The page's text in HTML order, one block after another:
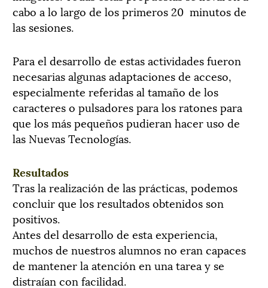
cabo a lo largo de los primeros 20 minutos de
las sesiones.
Para el desarrollo de estas actividades fueron
necesarias algunas adaptaciones de acceso,
especialmente referidas al tamaño de los
caracteres o pulsadores para los ratones para
que los más pequeños pudieran hacer uso de
las Nuevas Tecnologías.
Resultados
Tras la realización de las prácticas, podemos
concluir que los resultados obtenidos son
positivos.
Antes del desarrollo de esta experiencia,
muchos de nuestros alumnos no eran capaces
de mantener la atención en una tarea y se
distraían con facilidad.